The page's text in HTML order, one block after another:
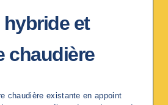
et
chaudière
chaudière existante en appoint